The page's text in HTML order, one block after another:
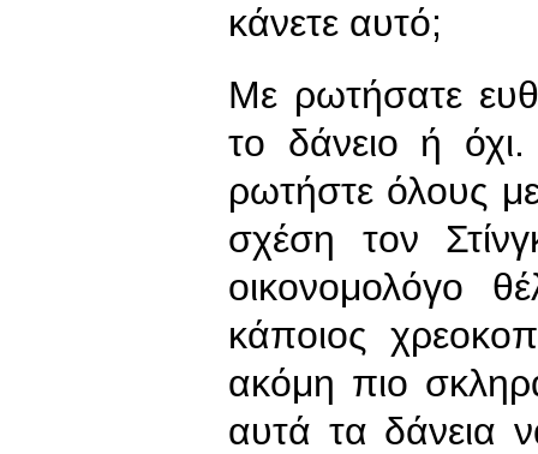
κάνετε αυτό;
Με ρωτήσατε
το δάνειο ή
ρωτήστε όλους
σχέση τον
οικονομολόγο
κάποιος
ακόμη πιο
αυτά τα δάνεια